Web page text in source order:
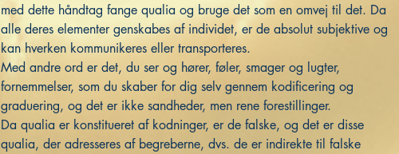
med dette håndtag fange qualia og bruge det som en omvej til det. Da
alle deres elementer genskabes af individet, er de absolut subjektive og
kan hverken kommunikeres eller transporteres.
Med andre ord er det, du ser og hører, føler, smager og lugter,
fornemmelser, som du skaber for dig selv gennem kodificering og
graduering, og det er ikke sandheder, men rene forestillinger.
Da qualia er konstitueret af kodninger, er de falske, og det er disse
qualia, der adresseres af begreberne, dvs. de er indirekte til falske